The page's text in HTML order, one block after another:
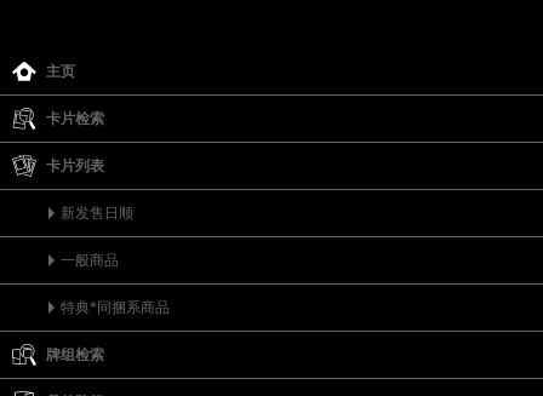
主页
卡片检索
卡片列表
新发售日顺
一般商品
特典*同捆系商品
牌组检索